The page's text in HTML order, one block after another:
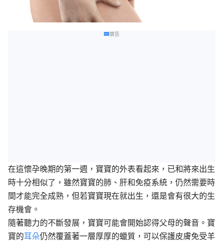
廣告
在這懷孕晚期的第一週，寶寶的外表看起來，已和將來出生
時十分相似了，雖然寶寶的肺、肝和免疫系統，仍然需要時
間才能完全成熟，但若寶寶現在就出生，還是會有很大的生
存機會。
隨著聽力的不斷發展，寶寶可能會開始認得父母的聲音。寶
寶的耳朵仍然覆蓋著一層厚厚的蠟質，可以保護皮膚免受羊